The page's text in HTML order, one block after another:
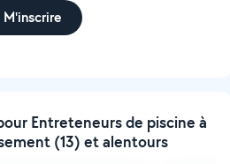
M'inscrire
Entreteneurs de piscine à
(13) et alentours